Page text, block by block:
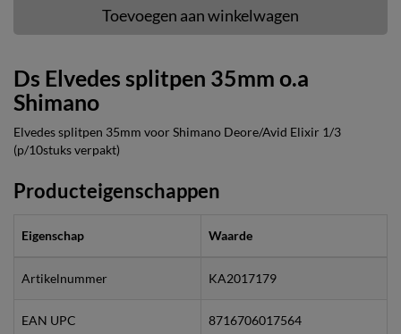
Toevoegen aan winkelwagen
Ds Elvedes splitpen 35mm o.a
Shimano
Elvedes splitpen 35mm voor Shimano Deore/Avid Elixir 1/3
(p/10stuks verpakt)
Producteigenschappen
Eigenschap Waarde
Artikelnummer KA2017179
EAN UPC 8716706017564